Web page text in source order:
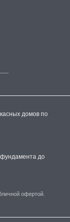
домов по
до
офертой.